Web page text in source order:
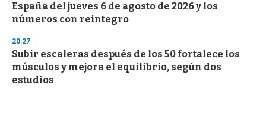
España del jueves 6 de agosto de 2026 y los
números con reintegro
20:27
Subir escaleras después de los 50 fortalece los
músculos y mejora el equilibrio, según dos
estudios